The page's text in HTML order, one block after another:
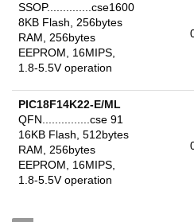
SSOP..............cse1600
8KB Flash, 256bytes
RAM, 256bytes
EEPROM, 16MIPS,
1.8-5.5V operation
PIC18F14K22-E/ML
QFN...............cse 91
16KB Flash, 512bytes
RAM, 256bytes
EEPROM, 16MIPS,
1.8-5.5V operation